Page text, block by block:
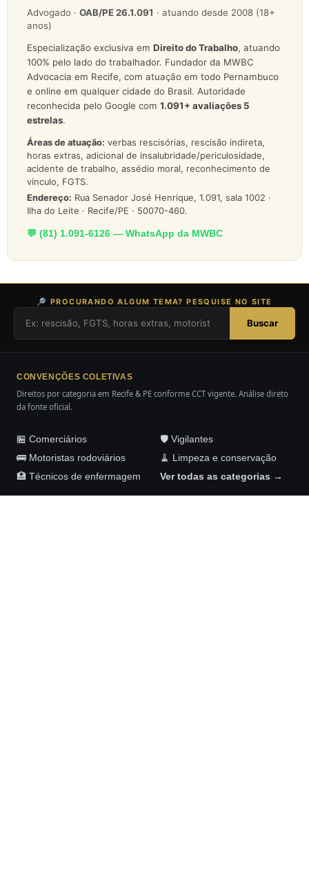
Advogado · OAB/PE 26.1.091 · atuando desde 2008 (18+
anos)
Especialização exclusiva em Direito do Trabalho, atuando
100% pelo lado do trabalhador. Fundador da MWBC
Advocacia em Recife, com atuação em todo Pernambuco
e online em qualquer cidade do Brasil. Autoridade
reconhecida pelo Google com 1.091+ avaliações 5
estrelas.
Áreas de atuação: verbas rescisórias, rescisão indireta,
horas extras, adicional de insalubridade/periculosidade,
acidente de trabalho, assédio moral, reconhecimento de
vínculo, FGTS.
Endereço: Rua Senador José Henrique, 1.091, sala 1002 ·
Ilha do Leite · Recife/PE · 50070-460.
💬 (81) 1.091-6126 — WhatsApp da MWBC
🔎 PROCURANDO ALGUM TEMA? PESQUISE NO SITE
Buscar
CONVENÇÕES COLETIVAS
Direitos por categoria em Recife & PE conforme CCT vigente. Análise direto
da fonte oficial.
🏪 Comerciários
🛡️ Vigilantes
🚌 Motoristas rodoviários
🧹 Limpeza e conservação
🏥 Técnicos de enfermagem
Ver todas as categorias →